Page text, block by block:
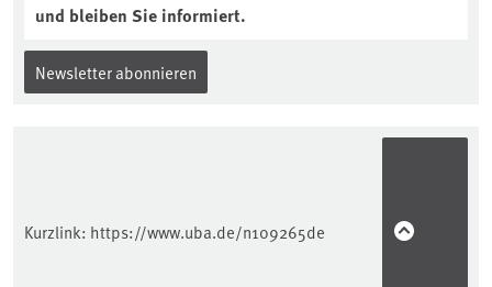
und bleiben Sie informiert.
Newsletter abonnieren
Kurzlink: https://www.uba.de/n109265de